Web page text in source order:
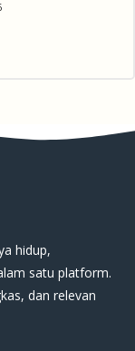
hidup,
satu platform.
dan relevan